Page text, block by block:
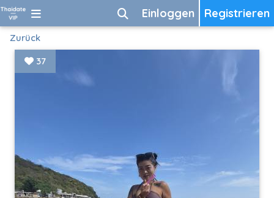
Registrieren
Einloggen
Zurück
37